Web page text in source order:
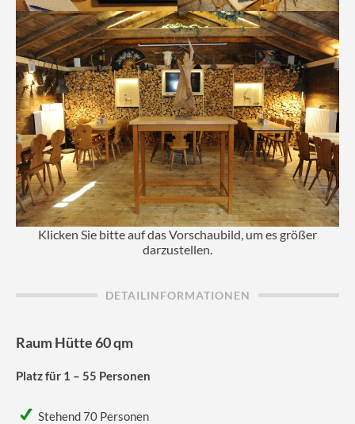
Klicken Sie bitte auf das Vorschaubild, um es größer
darzustellen.
DETAILINFORMATIONEN
Raum Hütte 60 qm
Platz für 1 – 55 Personen
Stehend 70 Personen